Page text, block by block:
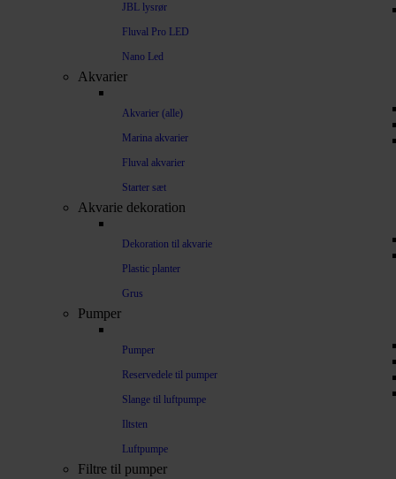
JBL lysrør
Fluval Pro LED
Nano Led
Akvarier
Akvarier (alle)
Marina akvarier
Fluval akvarier
Starter sæt
Akvarie dekoration
Dekoration til akvarie
Plastic planter
Grus
Pumper
Pumper
Reservedele til pumper
Slange til luftpumpe
Iltsten
Luftpumpe
Filtre til pumper